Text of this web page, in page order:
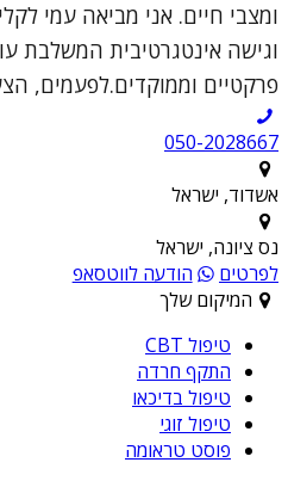
ומצבי חיים. אני מביאה עמי
וגישה אינטגרטיבית המשלבת
פרקטיים וממוקדים.לפעמים,
050-2028667
אשדוד, ישראל
נס ציונה, ישראל
לפרטים
הודעה לווטסאפ
המיקום שלך
טיפול CBT
התקף חרדה
טיפול בדיכאו
טיפול זוגי
פוסט טראומה